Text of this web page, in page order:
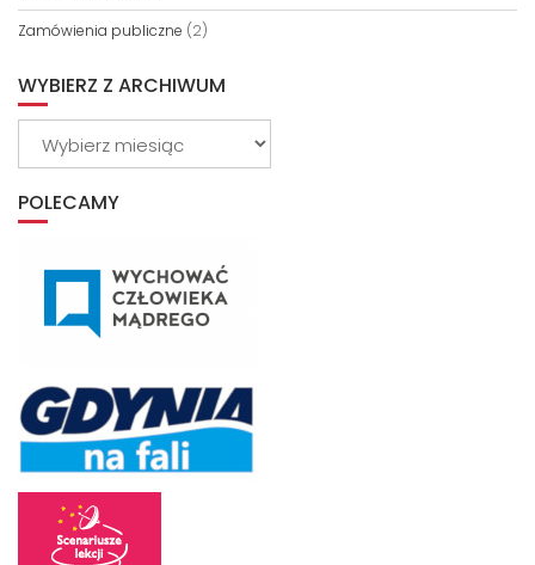
Zamówienia publiczne (2)
WYBIERZ Z ARCHIWUM
POLECAMY